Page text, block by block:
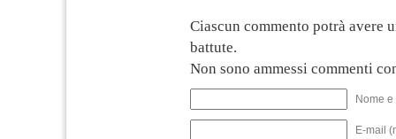
Ciascun commento potrà avere
battute.
Non sono ammessi commenti
Nome
E-mail